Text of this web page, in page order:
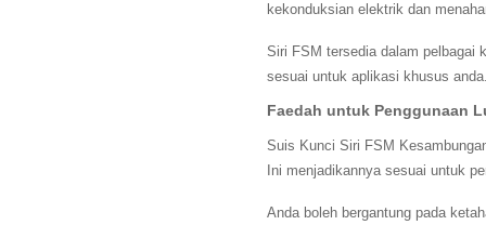
kekonduksian elektrik dan
Siri FSM tersedia dalam pelbagai
sesuai untuk aplikasi khusus
Faedah untuk Penggunaan
Suis Kunci Siri FSM
Ini menjadikannya sesuai untuk
Anda boleh bergantung pada